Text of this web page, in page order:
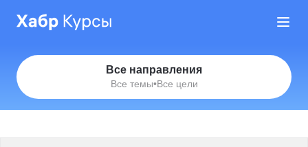
Все направления
Все темы•Все цели